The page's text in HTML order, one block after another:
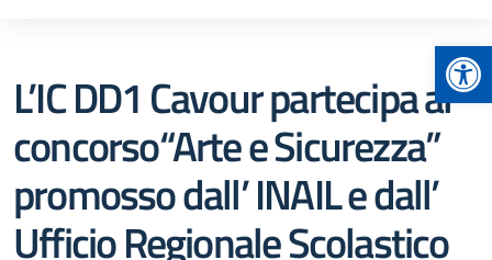
L’IC DD1 Cavour partecipa al
concorso“Arte e Sicurezza”
promosso dall’ INAIL e dall’
Ufficio Regionale Scolastico